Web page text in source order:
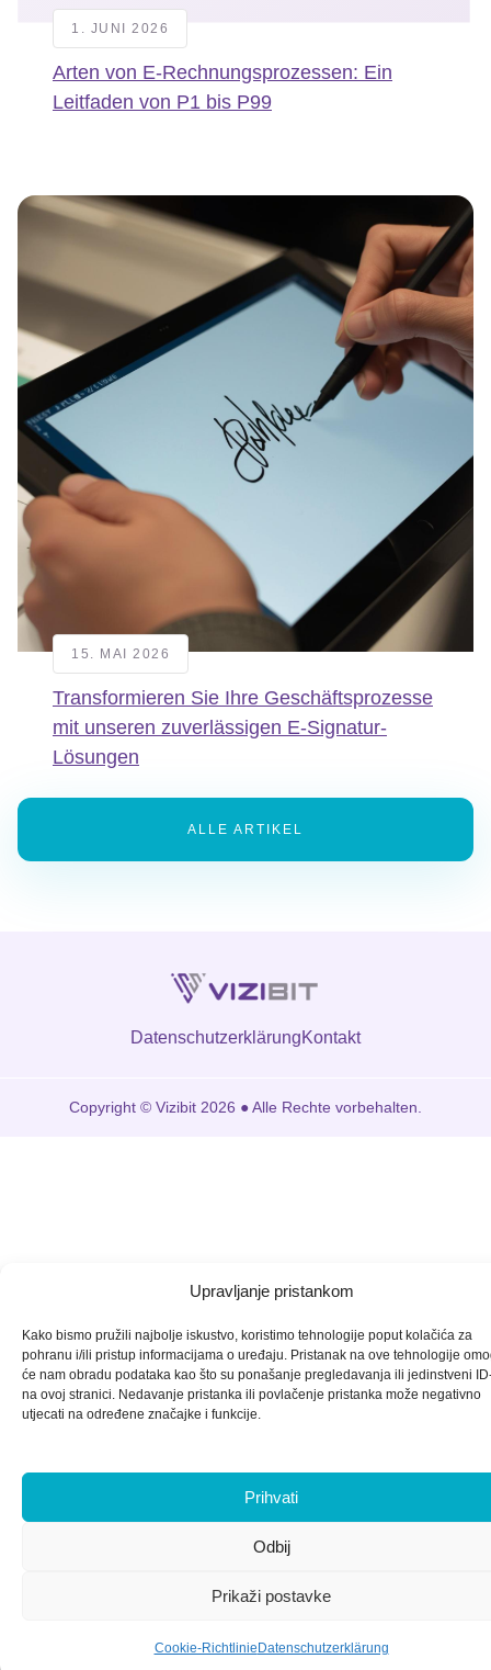
Upravljanje pristankom
Kako bismo pružili najbolje iskustvo, koristimo tehnologije poput kolačića za
pohranu i/ili pristup informacijama o uređaju. Pristanak na ove tehnologije
će nam obradu podataka kao što su ponašanje pregledavanja ili jedinstveni
na ovoj stranici. Nedavanje pristanka ili povlačenje pristanka može negativno
utjecati na određene značajke i funkcije.
Prihvati
Odbij
Prikaži postavke
Cookie-Richtlinie Datenschutzerklärung
1. JUNI 2026
Arten von E-Rechnungsprozessen: Ein
Leitfaden von P1 bis P99
15. MAI 2026
Transformieren Sie Ihre Geschäftsprozesse
mit unseren zuverlässigen E-Signatur-
Lösungen
ALLE ARTIKEL
DatenschutzerklärungKontakt
Copyright © Vizibit 2026 ● Alle Rechte vorbehalten.